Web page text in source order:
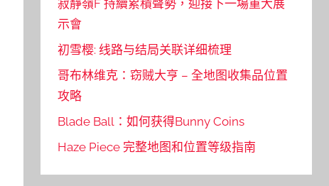
寂靜嶺F 持續累積聲勢，迎接下一場重大展
示會
初雪樱: 线路与结局关联详细梳理
哥布林维克：窃贼大亨 – 全地图收集品位置
攻略
Blade Ball：如何获得Bunny Coins
Haze Piece 完整地图和位置等级指南